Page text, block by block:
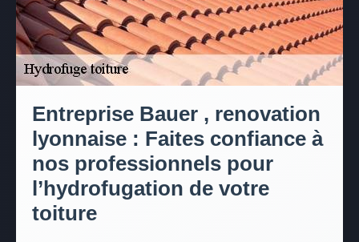
Entreprise Bauer , renovation
lyonnaise : Faites confiance à
nos professionnels pour
l’hydrofugation de votre
toiture